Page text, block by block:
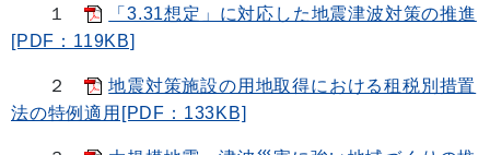
１
「3.31想定」に対応した地震津波対策の推進
[PDF：119KB]
２
地震対策施設の用地取得における租税別措置
法の特例適用[PDF：133KB]